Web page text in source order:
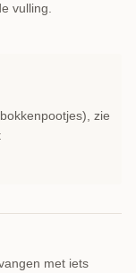
vulling.
zie
met iets